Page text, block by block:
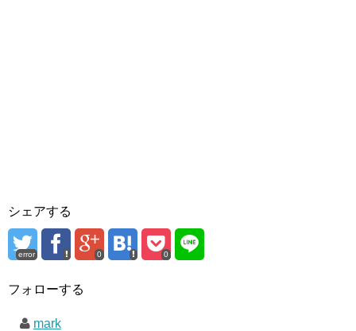
シェアする
error 0 0
フォローする
mark